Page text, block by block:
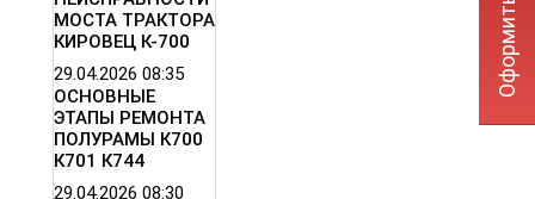
МОСТА ТРАКТОРА
КИРОВЕЦ К-700
29.04.2026 08:35
ОСНОВНЫЕ
ЭТАПЫ РЕМОНТА
ПОЛУРАМЫ К700
К701 К744
29.04.2026 08:30